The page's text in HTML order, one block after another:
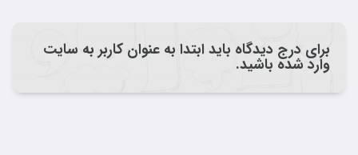
برای درج دیدگاه باید ابتدا به عنوان کاربر به سایت
وارد شده باشید.